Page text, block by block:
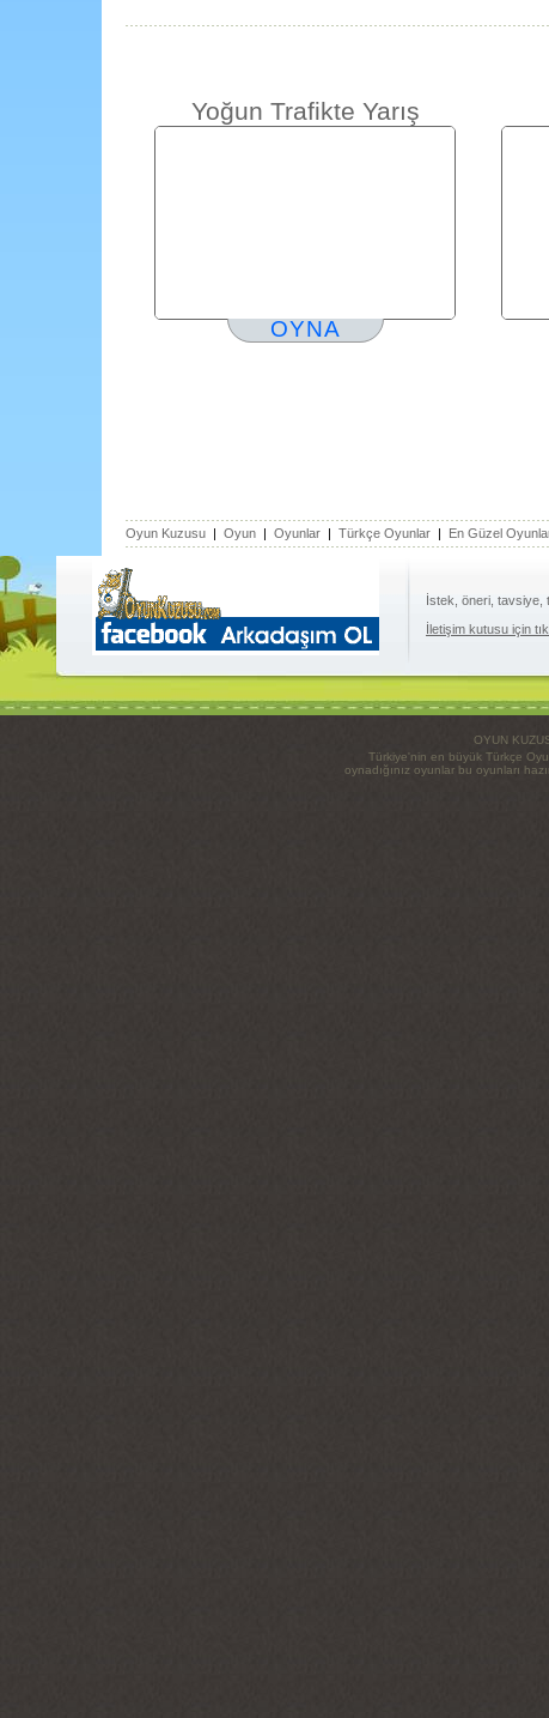
Yoğun Trafikte Yarış
OYNA
Oyun Kuzusu | Oyun | Oyunlar | Türkçe Oyunlar | En Güzel
İstek, öneri, tavsiye,
İletişim kutusu için
OYUN
Türkiye'nin en büyük Türkçe
oynadığınız oyunlar bu oyunları